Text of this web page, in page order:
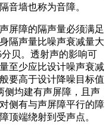
音墙也称为音障。
屏障的隔声量必须满足
隔声量比噪声衰减量大
贝。透射声的影响可
至少应比设计噪声衰减
要高于设计降噪目标值
侧均建有声屏障，且声
侧有与声屏障平行的障
顶端绕射到受声点。